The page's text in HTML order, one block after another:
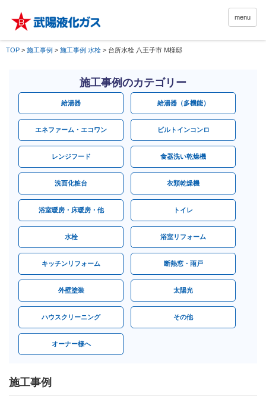
menu
TOP > 施工事例 > 施工事例 水栓 > 台所水栓 八王子市 M様邸
施工事例のカテゴリー
給湯器 給湯器（多機能）
エネファーム・エコワン ビルトインコンロ
レンジフード 食器洗い乾燥機
洗面化粧台 衣類乾燥機
浴室暖房・床暖房・他 トイレ
水栓 浴室リフォーム
キッチンリフォーム 断熱窓・雨戸
外壁塗装 太陽光
ハウスクリーニング その他
オーナー様へ
施工事例